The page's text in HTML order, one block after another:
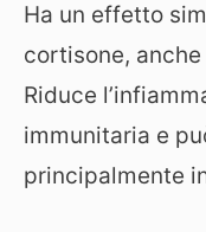
Ha un effetto
cortisone,
Riduce
immunitaria e
principalmente